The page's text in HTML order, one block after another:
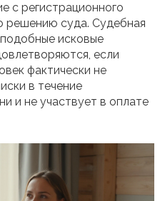
с регистрационного
решению суда. Судебная
исковые
если
фактически не
в течение
и не участвует в оплате